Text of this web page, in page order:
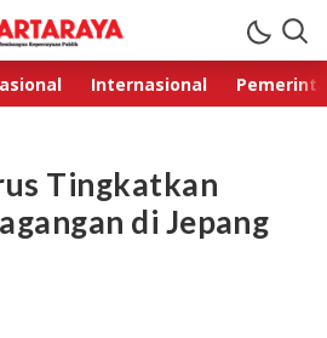
Internasional
Tingkatkan
di Jepang